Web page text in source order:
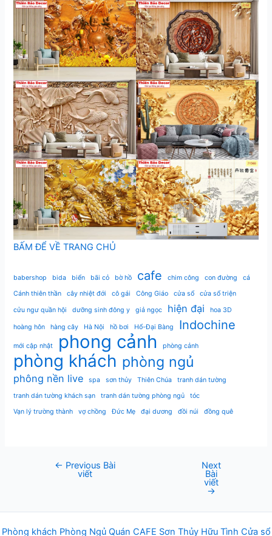
BẤM ĐỂ VỀ TRANG CHỦ
babershop bida biển bãi cỏ bờ hồ cafe chim công con đường
cá
Cánh thiên thần
cây nhiệt đới cô gái Công Giáo cửa sổ cửa sổ triện
cửu ngư quần hội dưỡng sinh đông y giả ngọc hiện đại hoa 3D
hoàng hôn hàng cây Hà Nội hồ bơi Hổ-Đại Bàng Indochine
mới cập nhật phong cảnh phòng cảnh
phòng khách phòng ngủ
phông nền live spa sơn thủy Thiên Chúa
tranh dán tường
tranh dán tường khách sạn
tranh dán tường phòng ngủ
tóc
Vạn lý trường thành
vợ chồng Đức Mẹ đại dương đồi núi đồng quê
← Previous Bài
viết
Next
Bài
viết
→
Phòng khách Phòng Ngủ Quán CAFE Sơn Thủy Hữu Tình Cửa sổ